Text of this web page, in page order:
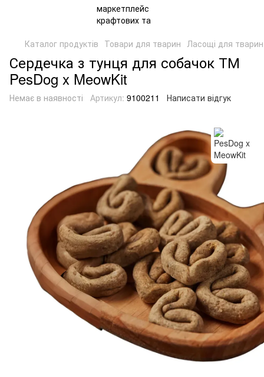
Каталог продуктів Товари для тварин Ласощі для тварин
Сердечка з тунця для собачок ТМ
PesDog x MeowKit
Немає в наявності Артикул: 9100211 Написати відгук